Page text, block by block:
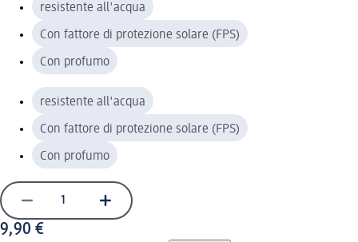
resistente all'acqua
Con fattore di protezione solare (FPS)
Con profumo
resistente all'acqua
Con fattore di protezione solare (FPS)
Con profumo
9,90 €